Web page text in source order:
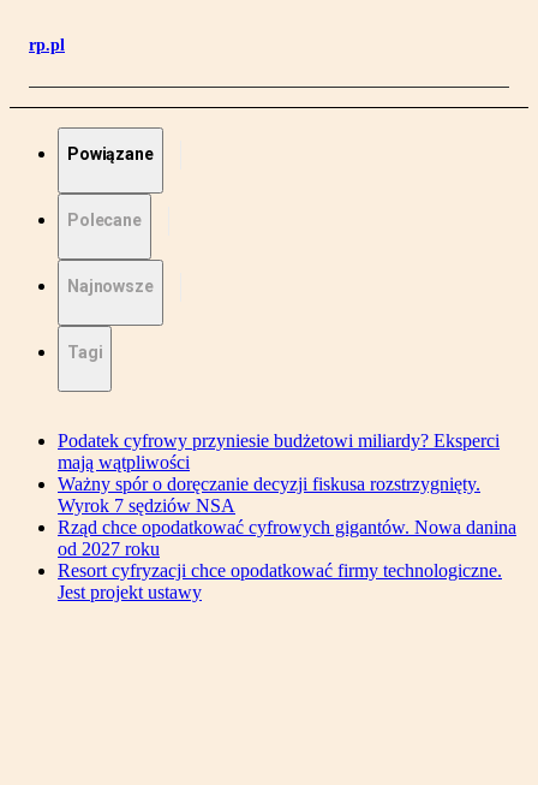
rp.pl
Powiązane
Polecane
Najnowsze
Tagi
Podatek cyfrowy przyniesie budżetowi miliardy? Eksperci
mają wątpliwości
Ważny spór o doręczanie decyzji fiskusa rozstrzygnięty.
Wyrok 7 sędziów NSA
Rząd chce opodatkować cyfrowych gigantów. Nowa danina
od 2027 roku
Resort cyfryzacji chce opodatkować firmy technologiczne.
Jest projekt ustawy